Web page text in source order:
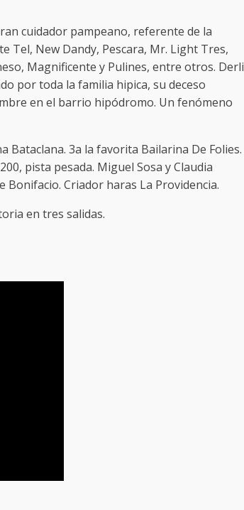
cuidador pampeano, referente de la
Tel, New Dandy, Pescara, Mr. Light Tres,
Magnificente y Pulines, entre otros. Derli
por toda la familia hipica, su deceso
en el barrio hipódromo. Un fenómeno
Bataclana. 3a la favorita Bailarina De Folies.
pista pesada. Miguel Sosa y Claudia
Criador haras La Providencia.
en tres salidas.